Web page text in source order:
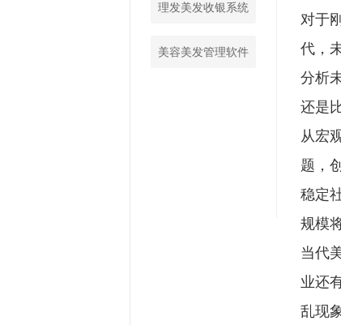
理发美发收银系统
美容美发管理软件
对于
代，
分析
还是
从宏
题，
稳定
规模
当代
业还
乱现